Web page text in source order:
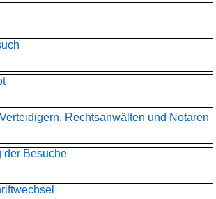
Rechtsanwälten und Notaren
der Besuche